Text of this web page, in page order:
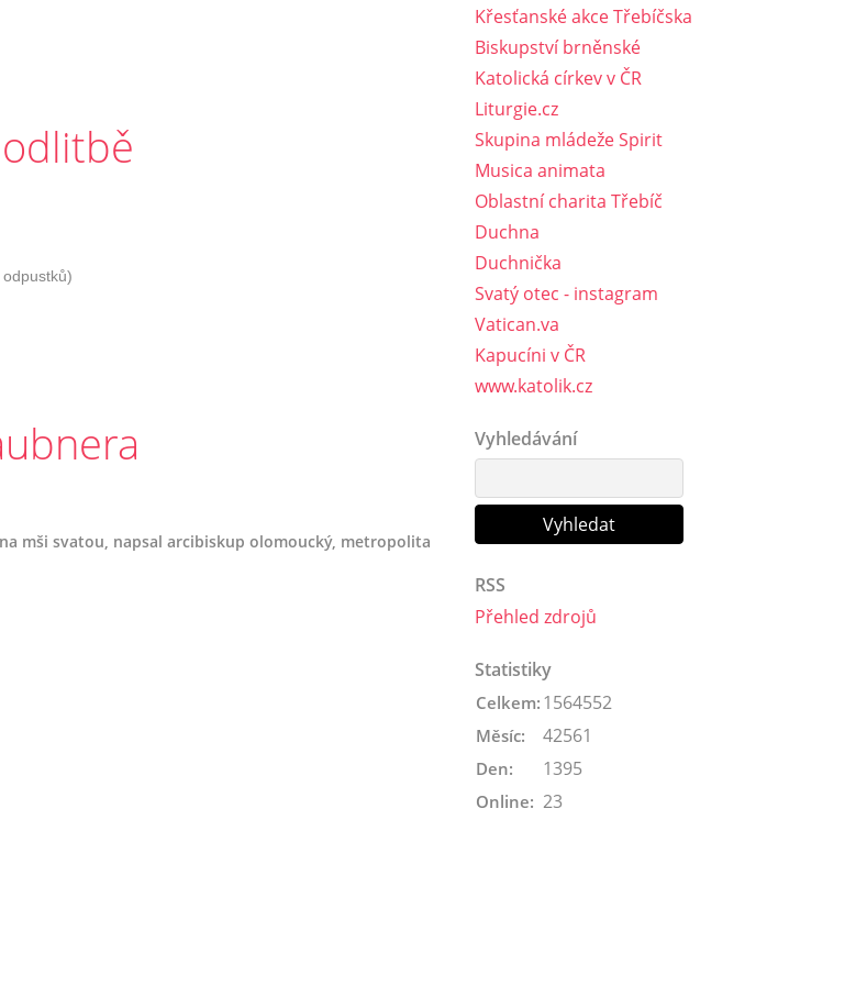
mši svatou, napsal arcibiskup olomoucký, metropolita
Křesťanské akce Třebíčska
Biskupství brněnské
Katolická církev v ČR
Liturgie.cz
Skupina mládeže Spirit
Musica animata
Oblastní charita Třebíč
Duchna
Duchnička
Svatý otec - instagram
Vatican.va
Kapucíni v ČR
www.katolik.cz
Vyhledávání
RSS
Přehled zdrojů
Statistiky
Online: 23
Celkem: 1564552
Měsíc: 42561
Den: 1395